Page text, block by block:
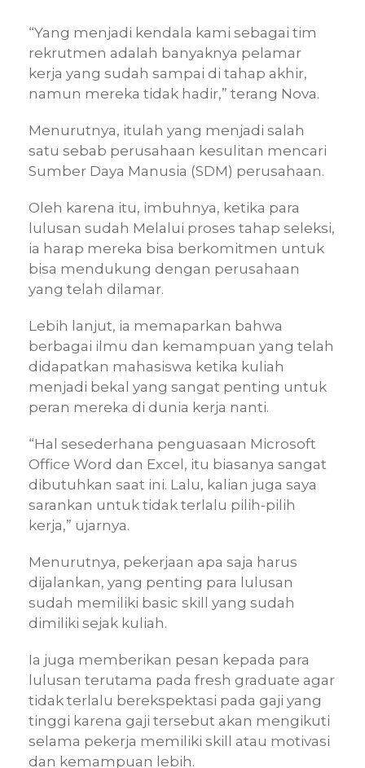
“Yang menjadi kendala kami sebagai tim
rekrutmen adalah banyaknya pelamar
kerja yang sudah sampai di tahap akhir,
namun mereka tidak hadir,” terang Nova.
Menurutnya, itulah yang menjadi salah
satu sebab perusahaan kesulitan mencari
Sumber Daya Manusia (SDM) perusahaan.
Oleh karena itu, imbuhnya, ketika para
lulusan sudah Melalui proses tahap seleksi,
ia harap mereka bisa berkomitmen untuk
bisa mendukung dengan perusahaan
yang telah dilamar.
Lebih lanjut, ia memaparkan bahwa
berbagai ilmu dan kemampuan yang telah
didapatkan mahasiswa ketika kuliah
menjadi bekal yang sangat penting untuk
peran mereka di dunia kerja nanti.
“Hal sesederhana penguasaan Microsoft
Office Word dan Excel, itu biasanya sangat
dibutuhkan saat ini. Lalu, kalian juga saya
sarankan untuk tidak terlalu pilih-pilih
kerja,” ujarnya.
Menurutnya, pekerjaan apa saja harus
dijalankan, yang penting para lulusan
sudah memiliki basic skill yang sudah
dimiliki sejak kuliah.
Ia juga memberikan pesan kepada para
lulusan terutama pada fresh graduate agar
tidak terlalu berekspektasi pada gaji yang
tinggi karena gaji tersebut akan mengikuti
selama pekerja memiliki skill atau motivasi
dan kemampuan lebih.